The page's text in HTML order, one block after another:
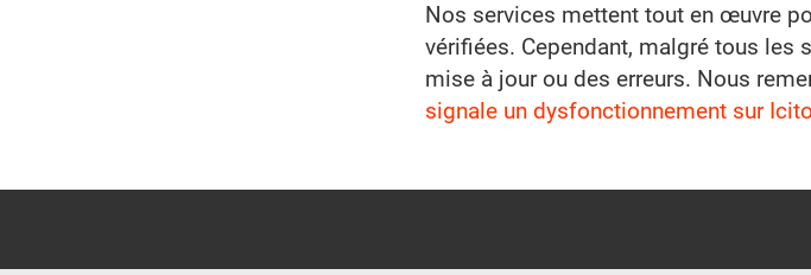
Nos services mettent tout en œuvre
vérifiées. Cependant, malgré tous
mise à jour ou des erreurs. Nous
signale un dysfonctionnement sur